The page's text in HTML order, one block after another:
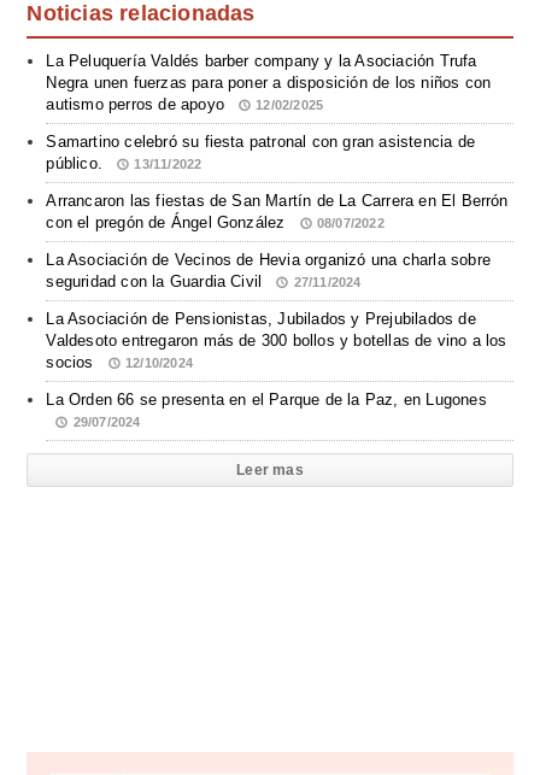
Noticias relacionadas
La Peluquería Valdés barber company y la Asociación Trufa
Negra unen fuerzas para poner a disposición de los niños con
autismo perros de apoyo
12/02/2025
Samartino celebró su fiesta patronal con gran asistencia de
público.
13/11/2022
Arrancaron las fiestas de San Martín de La Carrera en El Berrón
con el pregón de Ángel González
08/07/2022
La Asociación de Vecinos de Hevia organizó una charla sobre
seguridad con la Guardia Civil
27/11/2024
La Asociación de Pensionistas, Jubilados y Prejubilados de
Valdesoto entregaron más de 300 bollos y botellas de vino a los
socios
12/10/2024
La Orden 66 se presenta en el Parque de la Paz, en Lugones
29/07/2024
Leer mas